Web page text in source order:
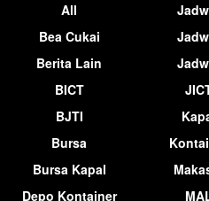
All
Bea Cukai
Berita Lain
BICT
BJTI
Bursa
Bursa Kapal
Depo Kontainer